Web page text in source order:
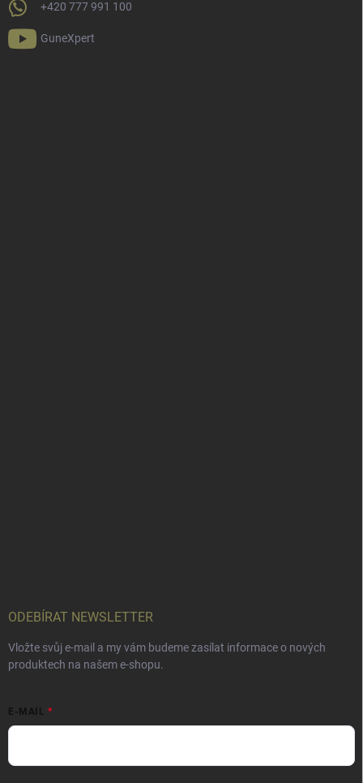
+420 777 991 100
GuneXpert
ODEBÍRAT NEWSLETTER
Vložte svůj e-mail a my vám budeme zasílat informace o nových
produktech na našem e-shopu.
E-MAIL